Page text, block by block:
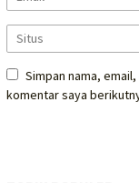
Simpan nama,
komentar saya